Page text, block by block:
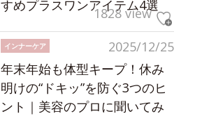
すめプラスワンアイテム4選
1828 view
2025/12/25
インナーケア
年末年始も体型キープ！休み
明けの“ドキッ”を防ぐ3つのヒ
ント｜美容のプロに聞いてみ